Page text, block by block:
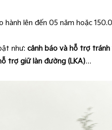
hành lên đến 05 năm hoặc
như: cảnh báo và hỗ trợ tránh
trợ giữ làn đường (LKA)…